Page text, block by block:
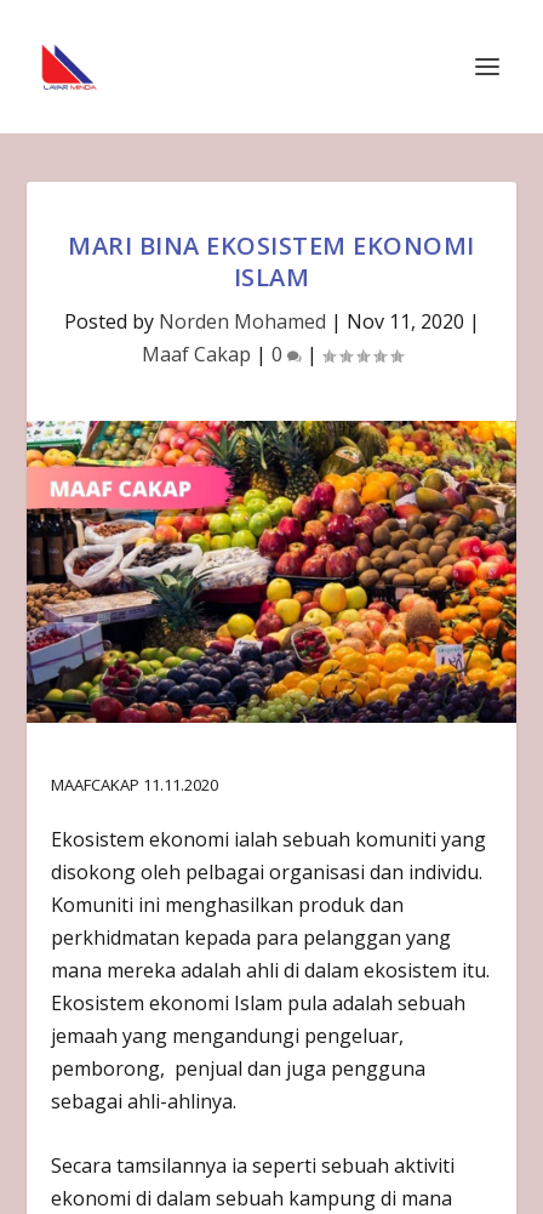
MARI BINA EKOSISTEM EKONOMI
ISLAM
Posted by Norden Mohamed | Nov 11, 2020 |
Maaf Cakap | 0 |
MAAFCAKAP 11.11.2020
Ekosistem ekonomi ialah sebuah komuniti yang
disokong oleh pelbagai organisasi dan individu.
Komuniti ini menghasilkan produk dan
perkhidmatan kepada para pelanggan yang
mana mereka adalah ahli di dalam ekosistem itu.
Ekosistem ekonomi Islam pula adalah sebuah
jemaah yang mengandungi pengeluar,
pemborong, penjual dan juga pengguna
sebagai ahli-ahlinya.
Secara tamsilannya ia seperti sebuah aktiviti
ekonomi di dalam sebuah kampung di mana